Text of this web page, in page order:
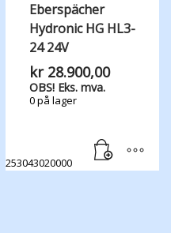
Eberspächer
Hydronic HG HL3-
24 24V
kr28.900,00
OBS! Eks. mva.
0 på lager
253043020000